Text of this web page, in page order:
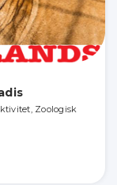
Zoologisk